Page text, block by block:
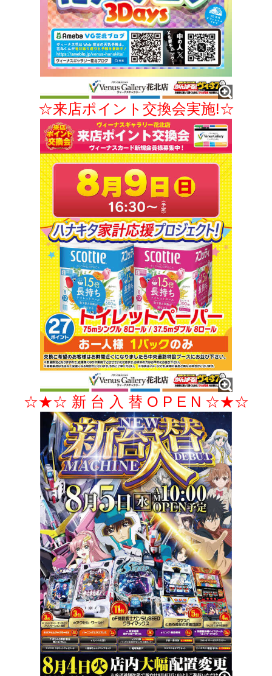
☆来店ポイント交換会実施!☆
☆★☆ 新 台 入 替 O P E N ☆★☆